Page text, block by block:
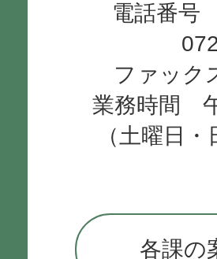
電話番号
ファック
業務時間
（土曜日
各課の